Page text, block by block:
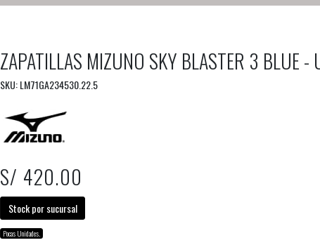
ZAPATILLAS MIZUNO SKY BLASTER 3 BLUE -
SKU: LM71GA234530.22.5
S/ 420.00
Stock por sucursal
Pocas Unidades.